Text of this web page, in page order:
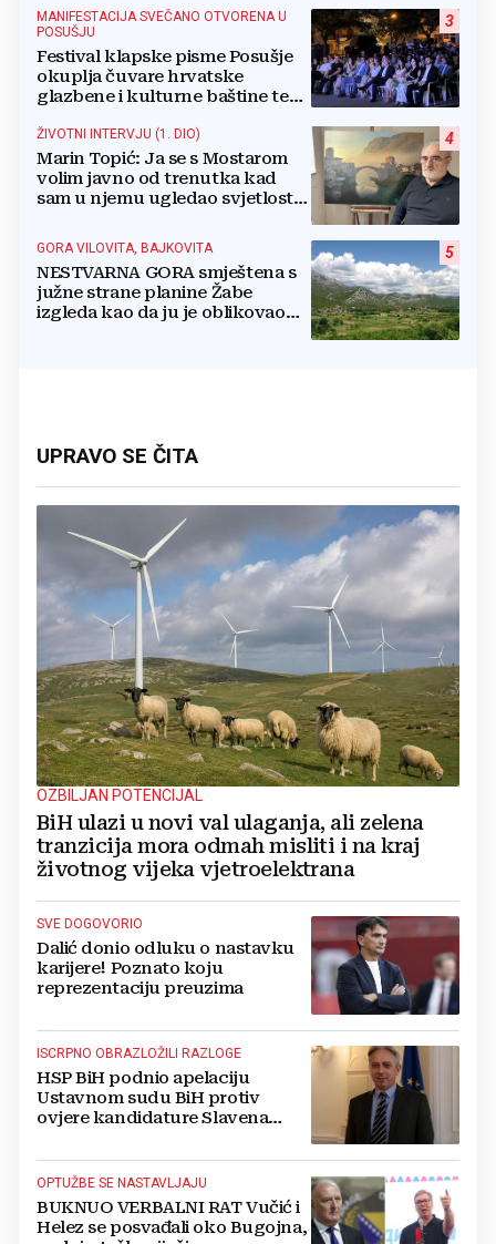
3
MANIFESTACIJA SVEČANO OTVORENA U
POSUŠJU
Festival klapske pisme Posušje
okuplja čuvare hrvatske
glazbene i kulturne baštine te
4
ŽIVOTNI INTERVJU (1. DIO)
Marin Topić: Ja se s Mostarom
volim javno od trenutka kad
sam u njemu ugledao svjetlost
lovim na platnu
5
GORA VILOVITA, BAJKOVITA
NESTVARNA GORA smještena s
južne strane planine Žabe
izgleda kao da ju je oblikovao
UPRAVO SE ČITA
OZBILJAN POTENCIJAL
BiH ulazi u novi val ulaganja, ali zelena
tranzicija mora odmah misliti i na kraj
životnog vijeka vjetroelektrana
SVE DOGOVORIO
Dalić donio odluku o nastavku
karijere! Poznato koju
reprezentaciju preuzima
ISCRPNO OBRAZLOŽILI RAZLOGE
HSP BiH podnio apelaciju
Ustavnom sudu BiH protiv
ovjere kandidature Slavena
OPTUŽBE SE NASTAVLJAJU
BUKNUO VERBALNI RAT Vučić i
Helez se posvađali oko Bugojna,